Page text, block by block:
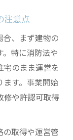
注意点
合、まず建物の
特に消防法や
のまま運営を
す。事業開始
修や許認可取得
の取得や運営管